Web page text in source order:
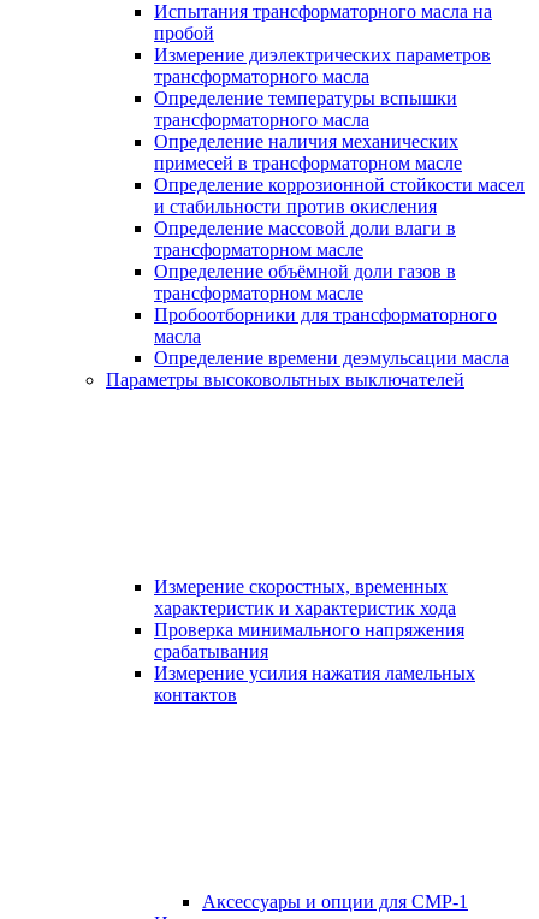
Испытания трансформаторного масла на
пробой
Измерение диэлектрических параметров
трансформаторного масла
Определение температуры вспышки
трансформаторного масла
Определение наличия механических
примесей в трансформаторном масле
Определение коррозионной стойкости масел
и стабильности против окисления
Определение массовой доли влаги в
трансформаторном масле
Определение объёмной доли газов в
трансформаторном масле
Пробоотборники для трансформаторного
масла
Определение времени деэмульсации масла
Параметры высоковольтных выключателей
Измерение скоростных, временных
характеристик и характеристик хода
Проверка минимального напряжения
срабатывания
Измерение усилия нажатия ламельных
контактов
Аксессуары и опции для СМР-1